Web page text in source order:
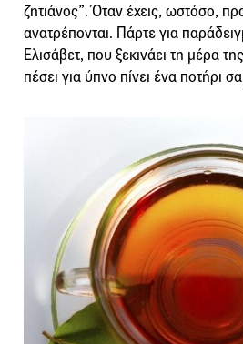
ζητιάνος”. Όταν έχεις, ωστόσο,
ανατρέπονται. Πάρτε για
Ελισάβετ, που ξεκινάει τη μέρα
πέσει για ύπνο πίνει ένα ποτήρι